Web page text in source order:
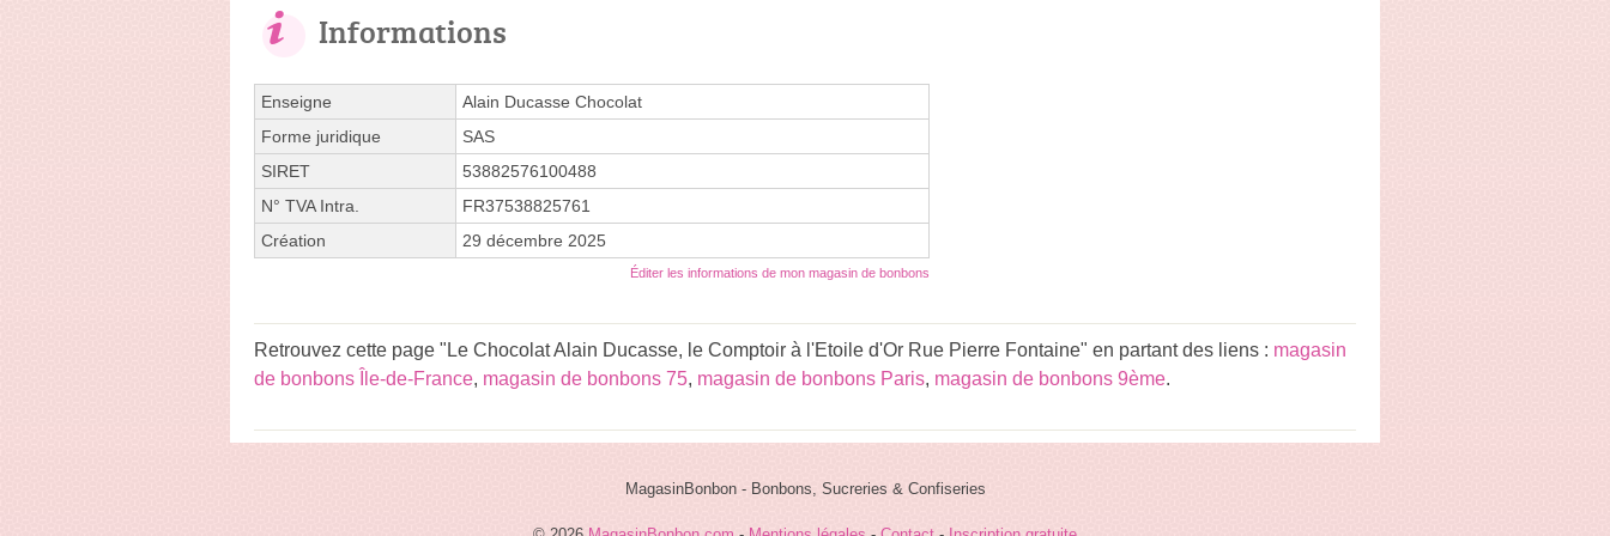
Informations
Enseigne
Alain Ducasse Chocolat
Forme juridique
SAS
SIRET
53882576100488
N° TVA Intra.
FR37538825761
Création
29 décembre 2025
Éditer les informations de mon magasin de bonbons
Retrouvez cette page "Le Chocolat Alain Ducasse, le Comptoir à l'Etoile d'Or Rue Pierre Fontaine" en partant des liens : magasin
de bonbons Île-de-France, magasin de bonbons 75, magasin de bonbons Paris, magasin de bonbons 9ème.
MagasinBonbon - Bonbons, Sucreries & Confiseries